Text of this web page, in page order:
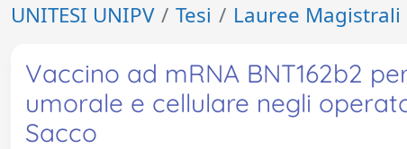
UNITESI UNIPV Tesi Lauree Magistrali
Vaccino ad mRNA BNT162b2
umorale e cellulare negli
Sacco